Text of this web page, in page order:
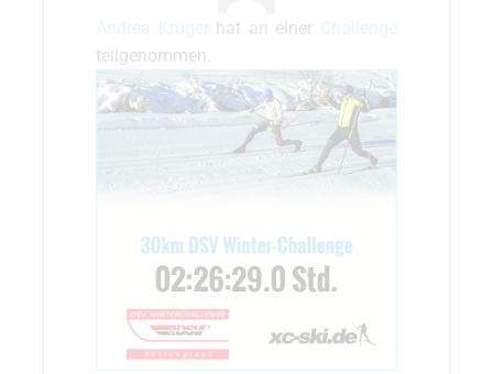
Andrea Krügerhat an einer Challenge
teilgenommen.